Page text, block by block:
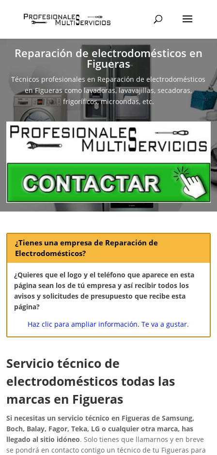
Reparación de electrodomésticos en
Figueras
Técnicos profesionales en Reparación de electrodomésticos
en Figueras como lavadoras, lavavajillas, secadoras,
frigoríficos, microondas, etc.
¿Tienes una empresa de Reparación de
Electrodomésticos?
¿Quieres que el logo y el teléfono que aparece en esta
página sean los de tú empresa y así recibir todos los
avisos y solicitudes de presupuesto que recibe esta
página?
Haz clic para ampliar información. Te va a gustar.
Servicio técnico de
electrodomésticos todas las
marcas en Figueras
Si necesitas un servicio técnico en Figueras de Samsung,
Boch, Balay, Fagor, Teka, LG o cualquier otra marca, has
llegado al sitio idóneo. Solo tienes que llamarnos y en breve
se pondrá en contacto contigo un técnico de tu Figueras para